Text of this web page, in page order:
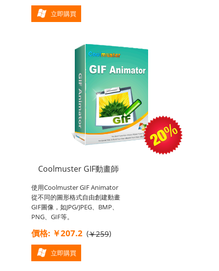
立即購買
Coolmuster GIF動畫師
使用Coolmuster GIF Animator
從不同的圖形格式自由創建動畫
GIF圖像，如JPG/JPEG、BMP、
PNG、GIF等。
價格: ￥207.2 (￥259)
立即購買